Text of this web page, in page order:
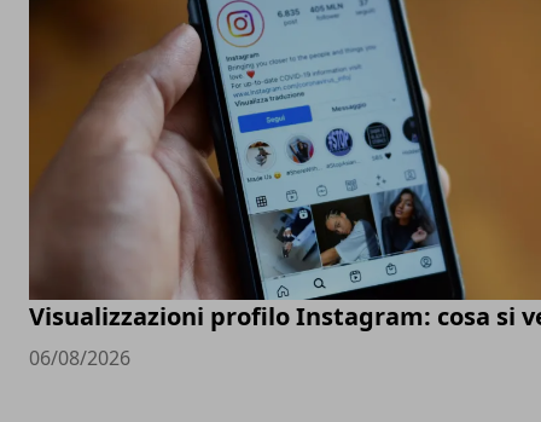
Visualizzazioni profilo Instagram: cosa si
06/08/2026